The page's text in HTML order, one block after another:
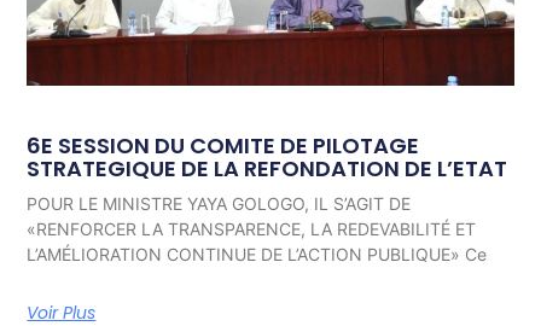
6E SESSION DU COMITE DE PILOTAGE
STRATEGIQUE DE LA REFONDATION DE L’ETAT
POUR LE MINISTRE YAYA GOLOGO, IL S’AGIT DE
«RENFORCER LA TRANSPARENCE, LA REDEVABILITÉ ET
L’AMÉLIORATION CONTINUE DE L’ACTION PUBLIQUE» Ce
Voir Plus